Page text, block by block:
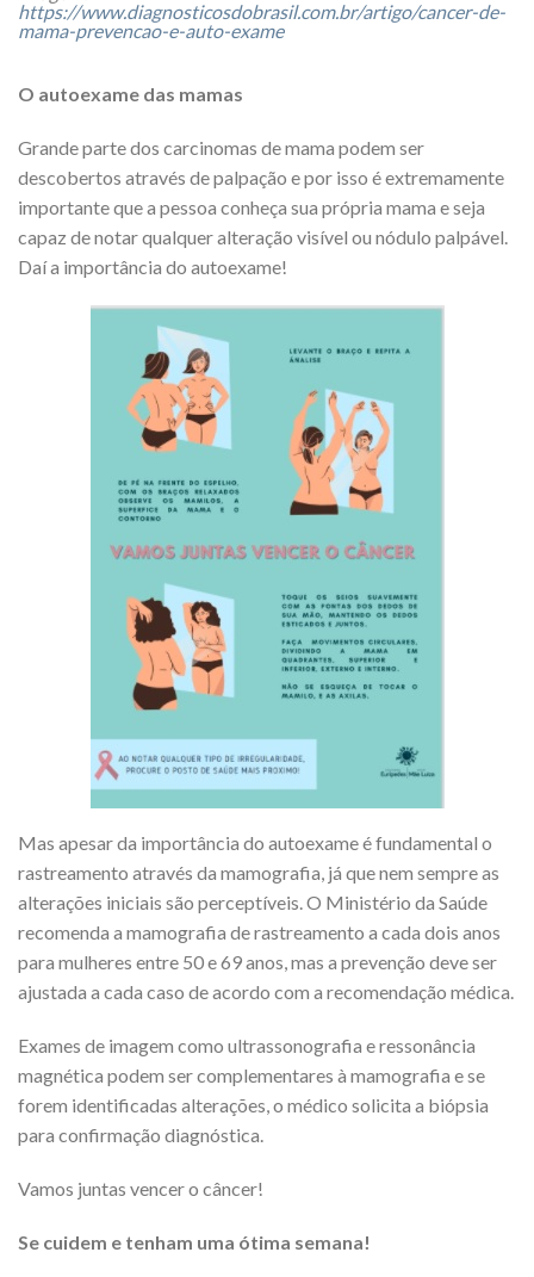
https://www.diagnosticosdobrasil.com.br/artigo/cancer-de-
mama-prevencao-e-auto-exame
O autoexame das mamas
Grande parte dos carcinomas de mama podem ser
descobertos através de palpação e por isso é extremamente
importante que a pessoa conheça sua própria mama e seja
capaz de notar qualquer alteração visível ou nódulo palpável.
Daí a importância do autoexame!
Mas apesar da importância do autoexame é fundamental o
rastreamento através da mamografia, já que nem sempre as
alterações iniciais são perceptíveis. O Ministério da Saúde
recomenda a mamografia de rastreamento a cada dois anos
para mulheres entre 50 e 69 anos, mas a prevenção deve ser
ajustada a cada caso de acordo com a recomendação médica.
Exames de imagem como ultrassonografia e ressonância
magnética podem ser complementares à mamografia e se
forem identificadas alterações, o médico solicita a biópsia
para confirmação diagnóstica.
Vamos juntas vencer o câncer!
Se cuidem e tenham uma ótima semana!